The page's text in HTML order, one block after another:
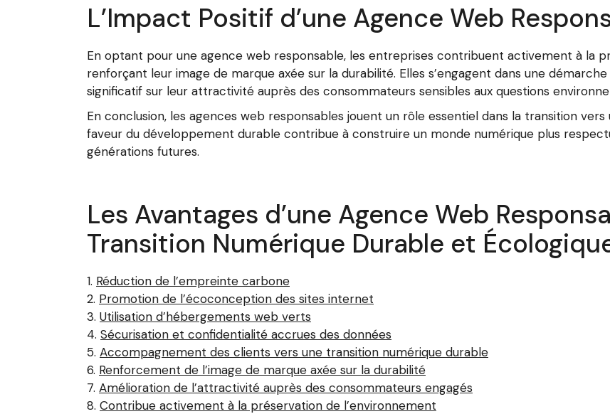
L’Impact Positif d’une Agence Web
En optant pour une agence web responsable, les entreprises contribuent activement à la
renforçant leur image de marque axée sur la durabilité. Elles s’engagent dans une
significatif sur leur attractivité auprès des consommateurs sensibles aux questions
En conclusion, les agences web responsables jouent un rôle essentiel dans la transition
faveur du développement durable contribue à construire un monde numérique plus
générations futures.
Les Avantages d’une Agence Web
Transition Numérique Durable et
Réduction de l’empreinte carbone
Promotion de l’écoconception des sites internet
Utilisation d’hébergements web verts
Sécurisation et confidentialité accrues des données
Accompagnement des clients vers une transition numérique durable
Renforcement de l’image de marque axée sur la durabilité
Amélioration de l’attractivité auprès des consommateurs engagés
Contribue activement à la préservation de l’environnement